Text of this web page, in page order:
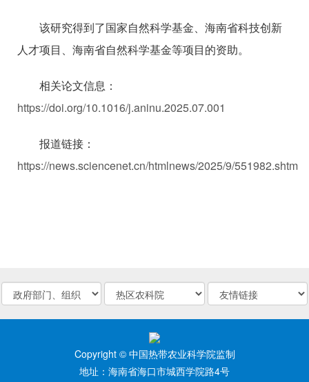
该研究得到了国家自然科学基金、海南省科技创新
人才项目、海南省自然科学基金等项目的资助。
相关论文信息：
https://doi.org/10.1016/j.aninu.2025.07.001
报道链接：
https://news.sciencenet.cn/htmlnews/2025/9/551982.shtm
Copyright © 中国热带农业科学院监制
地址：海南省海口市城西学院路4号